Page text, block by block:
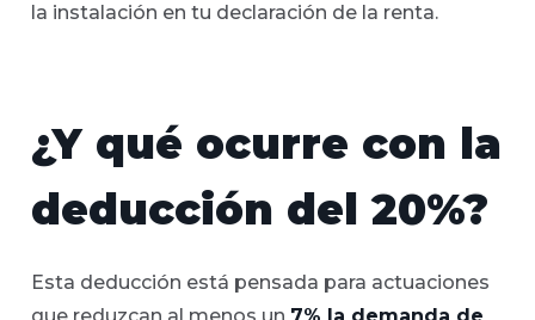
la instalación en tu declaración de la renta.
¿Y qué ocurre con la
deducción del 20%?
Esta deducción está pensada para actuaciones